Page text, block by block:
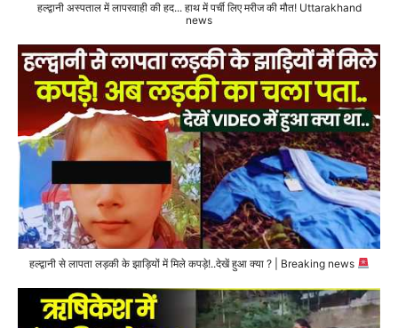
हल्द्वानी अस्पताल में लापरवाही की हद... हाथ में पर्ची लिए मरीज की मौत! Uttarakhand
news
हल्द्वानी से लापता लड़की के झाड़ियों में मिले कपड़े!..देखें हुआ क्या ? | Breaking news